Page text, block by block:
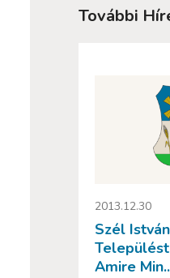
További
2013.12.30
Szél
Amire